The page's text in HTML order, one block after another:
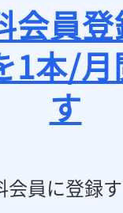
会員
1本/
す
会員に登録